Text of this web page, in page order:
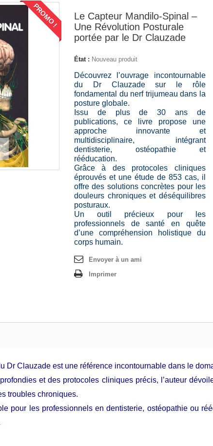
PROMO !
Le Capteur Mandilo-Spinal –
Une Révolution Posturale
portée par le Dr Clauzade
État : Nouveau produit
Découvrez l’ouvrage incontournable
du Dr Clauzade sur le rôle
fondamental du nerf trijumeau dans la
posture globale.
Issu de plus de 30 ans de
publications, ce livre propose une
approche innovante et
multidisciplinaire, intégrant
dentisterie, ostéopathie et
rééducation.
Grâce à des protocoles cliniques
éprouvés et une étude de 853 cas, il
offre des solutions concrètes pour les
douleurs chroniques et déséquilibres
posturaux.
Un outil précieux pour les
professionnels de santé en quête
d’une compréhension holistique du
corps humain.
Envoyer à un ami
Imprimer
Dr Clauzade est une référence incontournable dans le
et des protocoles cliniques précis, l’auteur
troubles chroniques.
pour les professionnels en dentisterie, ostéopathie ou